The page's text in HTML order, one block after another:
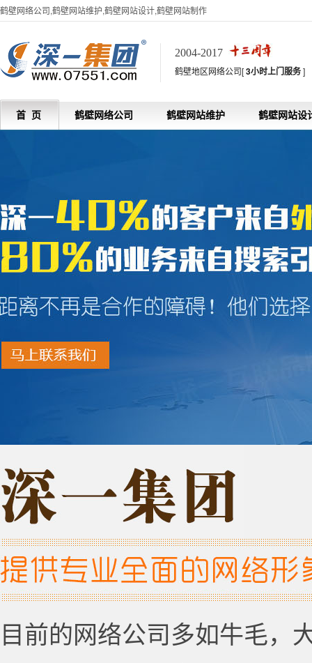
鹤壁网络公司,鹤壁网站维护,鹤壁网站设计,鹤壁网站制作
2004-2017
鹤壁地区网络公司[3小时上门服务]
首 页 鹤壁网络公司 鹤壁网站维护 鹤壁网站设
目前的网络公司多如牛毛，